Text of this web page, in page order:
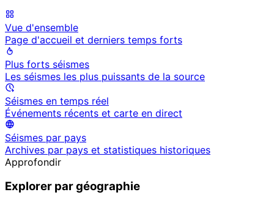
Vue d'ensemble
Page d'accueil et derniers temps forts
Plus forts séismes
Les séismes les plus puissants de la source
Séismes en temps réel
Événements récents et carte en direct
Séismes par pays
Archives par pays et statistiques historiques
Approfondir
Explorer par géographie